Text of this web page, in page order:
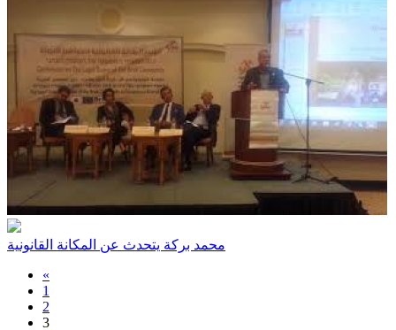
محمد بركة يتحدث عن المكانة القانونية
«
1
2
3